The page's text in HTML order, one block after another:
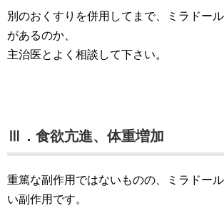
別のおくすりを併用してまで、ミラドー
があるのか、
主治医とよく相談して下さい。
Ⅲ．食欲亢進、体重増加
重篤な副作用ではないものの、ミラドー
い副作用です。